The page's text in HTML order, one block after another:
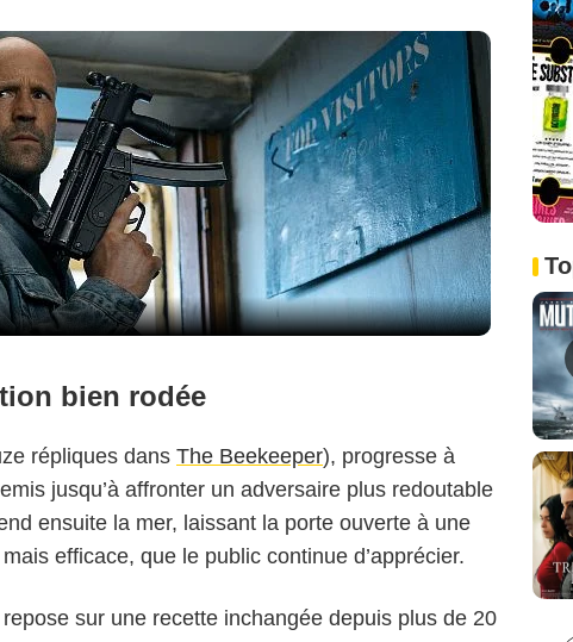
bien rodée
répliques dans The Beekeeper), progresse à
jusqu’à affronter un adversaire plus redoutable
ensuite la mer, laissant la porte ouverte à une
efficace, que le public continue d’apprécier.
repose sur une recette inchangée depuis plus de 20
Amazon MGM Studios